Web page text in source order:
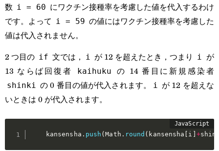
数 i = 60 にワクチン接種率を考慮した値を代入するわけ
です。よって
i = 59 の値にはワクチン接種率を考慮した
値は代入されません。
2 つ目の if 文では， i が 12 を超えたとき，つまり i
が
13 ならば回復者
kaihuku の 14 番目に新規感染者
shinki の 0 番目の値が代入されます。 i
が 12 を超えな
いときは 0 が代入されます。
    kansensha
. push (Math . round ( kansensha i +